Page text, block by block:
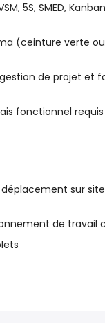
5S, SMED,
(ceinture verte
de projet et
fonctionnel requis
sur
de travail